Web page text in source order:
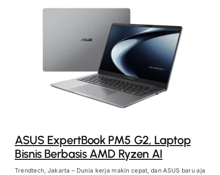
ASUS ExpertBook PM5 G2, Laptop
Bisnis Berbasis AMD Ryzen AI
Trendtech, Jakarta – Dunia kerja makin cepat, dan ASUS baru aja